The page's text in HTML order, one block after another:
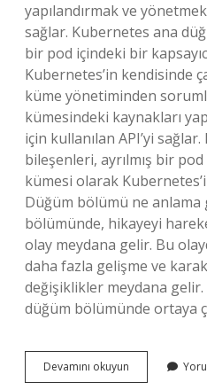
yapılandırmak ve
sağlar. Kubernetes ana
bir pod içindeki bir
Kubernetes’in kendisinde
küme yönetiminden
kümesindeki kaynakları
için kullanılan API’yi
bileşenleri, ayrılmış bir pod
kümesi olarak
Düğüm bölümü ne anlama
bölümünde, hikayeyi
olay meydana gelir. Bu
daha fazla gelişme ve
değişiklikler meydana
düğüm bölümünde ortaya
Devamını okuyun
Düğüm